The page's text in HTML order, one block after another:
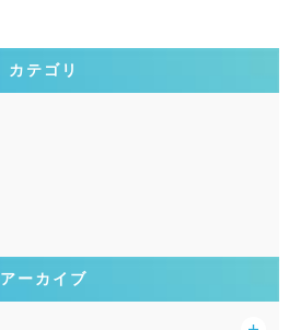
カテゴリ
アーカイブ